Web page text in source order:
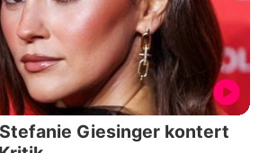
Giesinger kontert